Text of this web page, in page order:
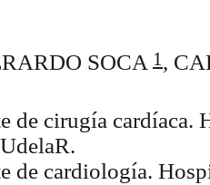
SOCA 1 ,
de cirugía cardíaca.
de cardiología.